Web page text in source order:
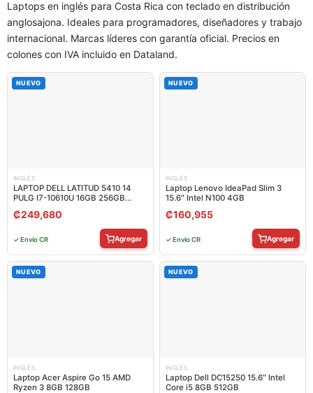
Laptops en inglés para Costa Rica con teclado en distribución
anglosajona. Ideales para programadores, diseñadores y trabajo
internacional. Marcas líderes con garantía oficial. Precios en
colones con IVA incluido en Dataland.
NUEVO
INGLÉS
LAPTOP DELL LATITUD 5410 14
PULG I7-10610U 16GB 256GB
DELLAT5410I716256R-RB
₡249,680
✓ Envío CR Agregar
NUEVO
INGLÉS
Laptop Lenovo IdeaPad Slim 3
15.6″ Intel N100 4GB
₡160,955
✓ Envío CR Agregar
NUEVO
INGLÉS
Laptop Acer Aspire Go 15 AMD
Ryzen 3 8GB 128GB
NUEVO
INGLÉS
Laptop Dell DC15250 15.6″ Intel
Core i5 8GB 512GB